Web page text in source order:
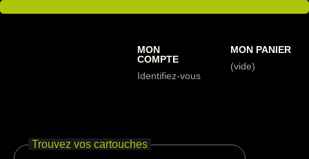
MON
COMPTE
Identifiez-vous
MON PANIER
(vide)
Trouvez vos cartouches